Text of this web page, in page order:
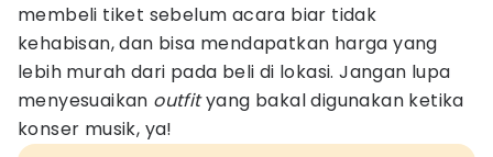
membeli tiket sebelum acara biar tidak
kehabisan, dan bisa mendapatkan harga yang
lebih murah dari pada beli di lokasi. Jangan lupa
menyesuaikan outfityang bakal digunakan ketika
konser musik, ya!